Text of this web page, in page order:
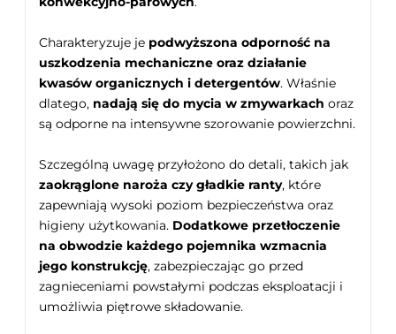
Charakteryzuje je podwyższona odporność na
uszkodzenia mechaniczne oraz działanie
kwasów organicznych i detergentów. Właśnie
dlatego, nadają się do mycia w zmywarkach oraz
są odporne na intensywne szorowanie powierzchni.
Szczególną uwagę przyłożono do detali, takich jak
zaokrąglone naroża czy gładkie ranty, które
zapewniają wysoki poziom bezpieczeństwa oraz
higieny użytkowania. Dodatkowe przetłoczenie
na obwodzie każdego pojemnika wzmacnia
jego konstrukcję, zabezpieczając go przed
zagnieceniami powstałymi podczas eksploatacji i
umożliwia piętrowe składowanie.